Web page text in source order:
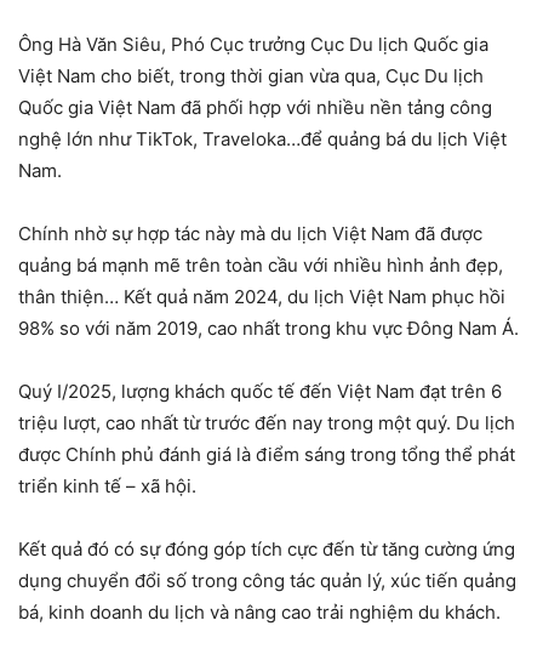
Ông Hà Văn Siêu, Phó Cục trưởng Cục Du lịch Quốc gia
Việt Nam cho biết, trong thời gian vừa qua, Cục Du lịch
Quốc gia Việt Nam đã phối hợp với nhiều nền tảng công
nghệ lớn như TikTok, Traveloka…để quảng bá du lịch Việt
Nam.
Chính nhờ sự hợp tác này mà du lịch Việt Nam đã được
quảng bá mạnh mẽ trên toàn cầu với nhiều hình ảnh đẹp,
thân thiện… Kết quả năm 2024, du lịch Việt Nam phục hồi
98% so với năm 2019, cao nhất trong khu vực Đông Nam Á.
Quý I/2025, lượng khách quốc tế đến Việt Nam đạt trên 6
triệu lượt, cao nhất từ trước đến nay trong một quý. Du lịch
được Chính phủ đánh giá là điểm sáng trong tổng thể phát
triển kinh tế – xã hội.
Kết quả đó có sự đóng góp tích cực đến từ tăng cường ứng
dụng chuyển đổi số trong công tác quản lý, xúc tiến quảng
bá, kinh doanh du lịch và nâng cao trải nghiệm du khách.